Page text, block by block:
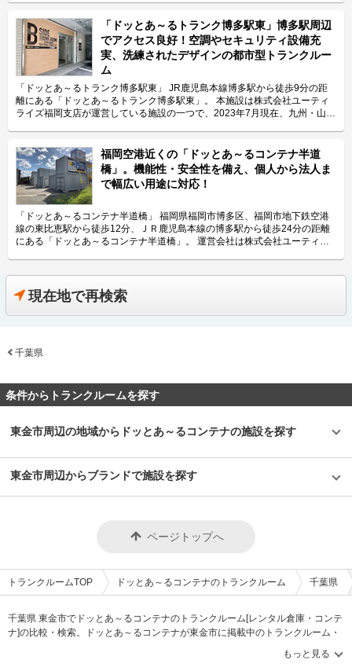
7月にオープンした施設なので清潔感があり、最新の防犯カメラなども備え
ています。自社の営業社員が電話対応や定期巡回、トラブル対応なども行っ
ているので安心してご利用いただけます。 主にどんな方がご利用されてい
るのでしょうか？ 大宮や春日部、都心で働く方など、主にこの施設から3キ
ロ圏内にお住まいの方に多くご利用いただいています。季節の衣類や大型の
家具など多くの荷物を収容しております。お客様のニーズに合わせた様々な
サイズも検討できるので、LIFULLトランクルームのメール又は電話にてお
問合せください。 セキュリティや安全面について教えてください。 2020年
7月新規オープンの施設なので、最新の防犯カメラを設置しセキュリティー
面を強化しています。コンテナには鍵がついており、内部は通気口があり結
露を防ぎます。ドア及び天井には断熱材が入っているため、外気温±7℃程
度と安定しており、お客様の大切なお荷物を守ります。夜間照明を設置し、
24時間いつでも明るくご利用いただけます。 費用や契約について教えてく
ださい。 月額7,700円～35,200円（税込）の価格帯でご利用いただけます。
初期費用としては、賃料1ヶ月分の事務手数料と5,500円（税込）のメンテ
ナンス費用、その他費用として補償料500円/月（非課税）や管理費800円/月
（税込）がかかります。口座振替もしくは銀行振込にてお支払頂けます。ま
た契約金はクレジット決済もご利用頂けます。時期によってお得なキャンペ
ーンなども実施しますので、ご契約の前にLIFULLトランクルームのHPをご
覧ください。 電子契約システムで手続きも楽々です。最短1ヶ月からの短期
利用が可能で、即日利用もできます(土日祝日含む)。内見もできますので、
スという印象を受けた「ドッとあ～るコンテナ岩槻南平野」。最新の設備や
場の状況を踏まえつつお客様のニーズにお応えしている。はじめてコンテナ
を使う方にも、もっとアフターフォローがしっかりしている場所を検討して
など、お客様に寄り添った接客対応力が強みです。 今回は、株式会社ユー
ティライズ名古屋営業所が運営している「ドッとあ～るコンテナ堀田店」の
特長や利用用途などをご紹介致します。 「ドッとあ～るコンテナ堀田店」
の特長を教えてください。 2020年9月にオープンした「ドッとあ～るコン
テナ堀田店」。名古屋高速「堀田」出口から約300ｍの場所にあり、両面道
路で通り抜けが可能なので、車でのご利用も便利な立地です。広さ0.6帖か
ら6.2帖までの全10タイプをご用意しており、2.2帖～6.1帖のタイプは、バ
イク向けのスロープ付きタイプで、バイクに乗ったまま入庫することもでき
を要するオートバイに最適です。 主にどんな方がご利用されているのでし
ょうか？ 住宅街の中にあるため、周りにお住いのファミリー層などのお客
様に多くご利用頂いております。ご自宅のスペース確保や引越し前の一時保
管など一般家庭のご利用が多い傾向です。さらに、6.2帖のガレージタイプ
は、奥行き4.7ｍあり長尺の資材も収容可能で、照明・電源完備も完備で、
法人様に人気のタイプです。長物タイプは、バイクガレージとして活用して
いる方も多くいます。 セキュリティや安全面について教えてください。 ご
利用は、24時間365日いつでも可能です。４台の防犯カメラや完全２ロック
で万全のセキュリティを整えており、安心して大切なお荷物を預けていただ
けます。換気口も完備し、安心して大切な荷物を預けていただけるよう心掛
けております。万が一、トラブルが起こったとしても営業メンバーがすぐに
対応できるようチーム体制を備えております。 費用や契約について教えて
ください。 月額2,640円～27,720円（税込）の価格帯でご利用いただけま
す。初期費用は賃料1ヶ月分の事務手数料と当月分日割り賃料、翌月分賃料
施設見学や即日利用も可能ですので、ご希望の方はLIFULLトランクルーム
のメールや電話にてお問い合わせください。 編集後記 2020年9月の取材時
所は住宅街の中にあるので近隣の方はふらっと立ち寄って荷物の整理などが
できると思った。実際、高級バイクなどを自宅に置くことは難しいため、コ
魅力的なポイント。そして、同社は営業スタッフによる万全の対応も強みと
しているため、契約前はもちろん、利用開始後もアフターフォローやトラブ
みてはいかがだろうか。
「ドッとあ～るトランク博多駅東」博多駅周辺
でアクセス良好！空調やセキュリティ設備充
実、洗練されたデザインの都市型トランクルー
ム
「ドッとあ～るトランク博多駅東」 JR鹿児島本線博多駅から徒歩9分の距
離にある「ドッとあ～るトランク博多駅東」。 本施設は株式会社ユーティ
ライズ福岡支店が運営している施設の一つで、2023年7月現在、九州・山口
会社ユーティライズ福岡支店が運営している「ドッとあ～るトランク博多駅
東」の特長や利用用途などをご紹介致します。 「ドッとあ～るトランク博
多駅東」の特長を教えてください。 本施設はJR鹿児島本線博多駅と福岡市
地下鉄空港線東比恵駅の2路線からアクセスすることができる立地にあり、
特に博多駅から徒歩10分圏内と利便性のよい施設になります。また当社が
保有する屋内型トランクルームの中でも空調設備やセキュリティが完備され
ている施設で、一つ上のグレードのプレミアムトランクルームとして展開し
ております。ご利用サイズにつきましては0.3帖(0.37m²)~4.2帖(6.82m²)と
をご提案・ご提供することができます。 主にどんな方がご利用されている
のでしょうか？ 近隣にお住まいの方や法人様のご利用がメインとなり、ま
た空調設備も備えておりますので、温度や湿度を気にされる方もご利用いた
だいております。さらに当社ではスピード感のある接客対応を心掛けてお
り、即日契約もできるため、お急ぎの方のご利用も可能でございます。利用
教えてください。 本施設では防犯カメラを完備し、大手警備会社のセキュ
は立ち入りができない仕様になっておりますので、24時間365日安心してご
利用いただけます。 費用や契約について教えてください。 月額6,600円～
理費800円/月（税込）、補償会費500円/月（非課税）の初月分と翌月分、事
務手数料（賃料1ヵ月分）、メンテナンス費用5,500円（税込）がかかりま
ます。ご契約の前の内覧や部屋の広さ、アクセス方法など詳細情報につきま
キュリティを兼ね備えていた。豊富な部屋タイプやJR鹿児島本線博多駅か
「接客対応なら負けない」という強い想いと自信を感じた。九州・山口エリ
アで展開している株式会社ユーティライズ福岡支店の「ドッとあ～るトラン
福岡空港近くの「ドッとあ～るコンテナ半道
橋」。機能性・安全性を備え、個人から法人ま
で幅広い用途に対応！
「ドッとあ～るコンテナ半道橋」 福岡県福岡市博多区、福岡市地下鉄空港
線の東比恵駅から徒歩12分、ＪＲ鹿児島本線の博多駅から徒歩24分の距離
にある「ドッとあ～るコンテナ半道橋」。 運営会社は株式会社ユーティラ
数運営しています。 今回は、株式会社ユーティライズ福岡支店が運営して
いる「ドッとあ～るコンテナ半道橋」の特長や利用用途などをご紹介致しま
す。 「ドッとあ～るコンテナ半道橋」の特長を教えてください。 福岡空港
から車で10分の「ドッとあ～るコンテナ半道橋」。国道3号線沿いで市高速
プにてご利用いただけます。利便性がよく一般家庭のお荷物はもちろん、会
方がご利用されているのでしょうか？ 利便性が良いため近隣にお住まいの
方にご利用いただくことが多いです。小物類からレジャー用品のような大き
また、法人の場合は、用具や資材の一時保管などで、大きなコンテナの利用
開発のコンテナ「ドッとあ～るコンテナ」は、市販のものより高性能で、扉
はシャッタータイプと観音びらきの2タイプがあります。ドア及び天井には
断熱材が入っており、通気口も設置しているため、大切なお荷物の保管にも
す。初期費用は賃料1ヵ月分の事務手数料とメンテナンス費用5,500円（税
込）がかかります。その他費用としては管理費800円/月（税込）と補償会費
す。また契約金はクレジット決済も可能です。最短でお問い合わせ当日より
ご利用も可能です。ご契約の前に内覧をご希望の場合は、LIFULLトランク
ルームのメールもしくは電話にてお問合せください。部屋の広さやアクセス
コンテナ半道橋」は、福岡空港や福岡都市高速環状線の半道橋出口付近から
アクセスしやすいのが特長のコンテナ施設だ。福岡エリアは店舗数が多いの
ので、例えば半道橋に空きがなくても近隣店舗を紹介できたりと柔軟な提案
現在地で再検索
千葉県
条件からトランクルームを探す
東金市周辺の地域からドッとあ～るコンテナの施設を探す
東金市周辺からブランドで施設を探す
ページトップへ
トランクルームTOP ドッとあ～るコンテナのトランクルーム 千葉県
千葉県 東金市でドッとあ～るコンテナのトランクルーム[レンタル倉庫・コンテ
ナ]の比較・検索。ドッとあ～るコンテナが東金市に掲載中のトランクルーム・
レンタル倉庫・レンタルコンテナなどの収納スペースを、借りたい地域から探
して、広さ・料金[賃料]・セキュリティ・空調完備・24時間出し入れ可能などの